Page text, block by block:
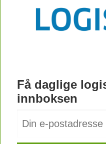
Få daglige
innboksen